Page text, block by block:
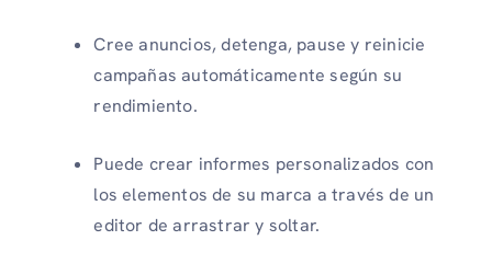
Cree anuncios, detenga, pause y reinicie
campañas automáticamente según su
rendimiento.
Puede crear informes personalizados con
los elementos de su marca a través de un
editor de arrastrar y soltar.